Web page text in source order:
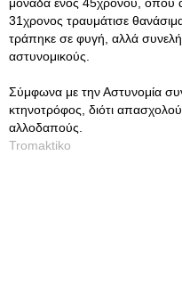
31χρονος τραυμάτισε
τράπηκε σε φυγή, αλλά
αστυνομικούς.
Σύμφωνα με την Αστυνομία
κτηνοτρόφος, διότι
αλλοδαπούς.
Tromaktiko